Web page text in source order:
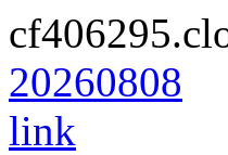
20260808
link